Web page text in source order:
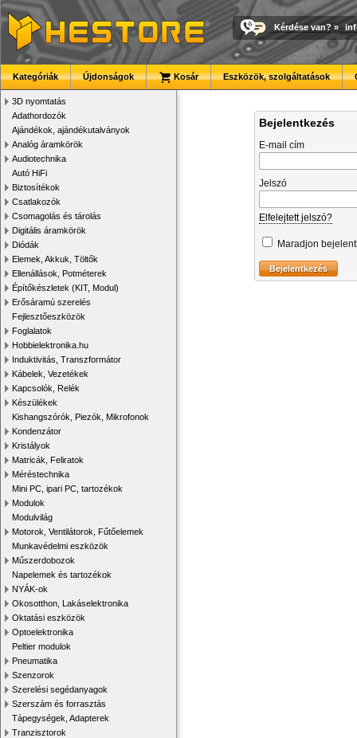
Kérdése van? »
Kategóriák Újdonságok Kosár Eszközök, szolgáltatások
3D nyomtatás
Adathordozók
Ajándékok, ajándékutalványok
Analóg áramkörök
Audiotechnika
Autó HiFi
Biztosítékok
Csatlakozók
Csomagolás és tárolás
Digitális áramkörök
Diódák
Elemek, Akkuk, Töltők
Ellenállások, Potméterek
Építőkészletek (KIT, Modul)
Erősáramú szerelés
Fejlesztőeszközök
Foglalatok
Hobbielektronika.hu
Induktivitás, Transzformátor
Kábelek, Vezetékek
Kapcsolók, Relék
Készülékek
Kishangszórók, Piezók, Mikrofonok
Kondenzátor
Kristályok
Matricák, Feliratok
Méréstechnika
Mini PC, ipari PC, tartozékok
Modulok
Modulvilág
Motorok, Ventilátorok, Fűtőelemek
Munkavédelmi eszközök
Műszerdobozok
Napelemek és tartozékok
NYÁK-ok
Okosotthon, Lakáselektronika
Oktatási eszközök
Optoelektronika
Peltier modulok
Pneumatika
Szenzorok
Szerelési segédanyagok
Szerszám és forrasztás
Tápegységek, Adapterek
Tranzisztorok
Bejelentkezés
E-mail cím
Jelszó
Elfelejtett jelszó?
Maradjon